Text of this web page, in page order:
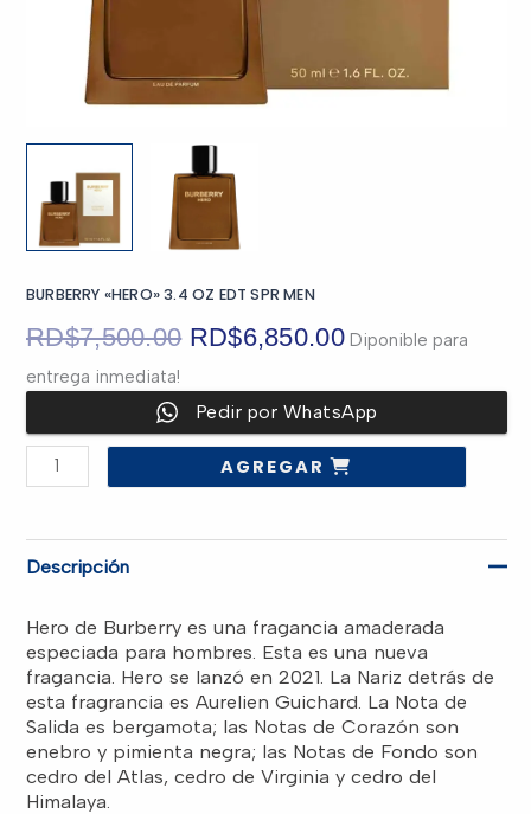
BURBERRY «HERO» 3.4 OZ EDT SPR MEN
RD$7,500.00 El
precio
original
era:
RD$7,500.00.
RD$6,850.00El
precio
actual
es:
RD$6,850.00.
Diponible para
entrega inmediata!
Pedir por WhatsApp
BURBERRY
"HERO"
3.4
SPR
cantidad
AGREGAR
Descripción
Hero de Burberry es una fragancia amaderada
especiada para hombres. Esta es una nueva
fragancia. Hero se lanzó en 2021. La Nariz detrás de
esta fragrancia es Aurelien Guichard. La Nota de
Salida es bergamota; las Notas de Corazón son
enebro y pimienta negra; las Notas de Fondo son
cedro del Atlas, cedro de Virginia y cedro del
Himalaya.